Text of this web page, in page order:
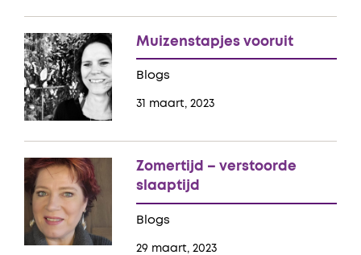
31 maart, 2023
Blogs
Muizenstapjes vooruit
29 maart, 2023
Blogs
Zomertijd – verstoorde
slaaptijd